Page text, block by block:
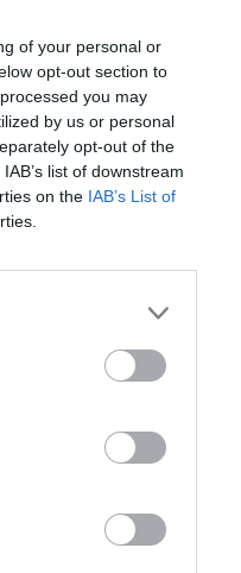
of your personal or
opt-out section to
you may
by us or personal
opt-out of the
list of downstream
on the IAB’s List of
ηγεσία